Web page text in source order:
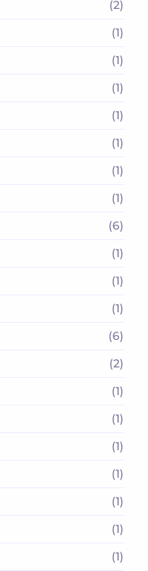
(2)
(1)
(1)
(1)
(1)
(1)
(1)
(1)
(6)
(1)
(1)
(1)
(6)
(2)
(1)
(1)
(1)
(1)
(1)
(1)
(1)